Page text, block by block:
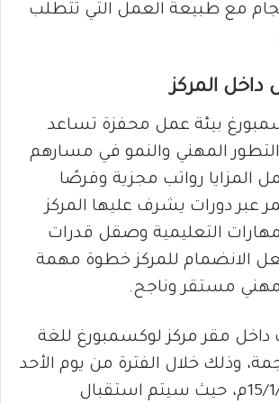
مع طبيعة العمل التي تتطلب
داخل المركز
بيئة عمل محفزة تساعد
المهني والنمو في مسارهم
المزايا رواتب مجزية وفرصًا
عبر دورات يشرف عليها المركز
التعليمية وصقل قدرات
الانضمام للمركز خطوة مهمة
مهني مستقر وناجح.
داخل مقر مركز لوكسمبورغ للغة
وذلك خلال الفترة من يوم الأحد
11/1 وحتى 15/1/2026م، حيث سيتم استقبال